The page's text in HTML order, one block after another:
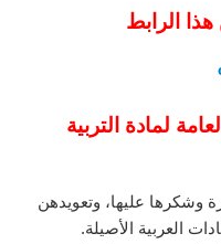
الرابط
لمادة التربية
وشكرها عليها، وتعويدهن
العربية الأصيلة.